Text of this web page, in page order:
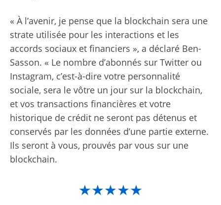
« À l’avenir, je pense que la blockchain sera une
strate utilisée pour les interactions et les
accords sociaux et financiers », a déclaré Ben-
Sasson. « Le nombre d’abonnés sur Twitter ou
Instagram, c’est-à-dire votre personnalité
sociale, sera le vôtre un jour sur la blockchain,
et vos transactions financières et votre
historique de crédit ne seront pas détenus et
conservés par les données d’une partie externe.
Ils seront à vous, prouvés par vous sur une
blockchain.
★★★★★